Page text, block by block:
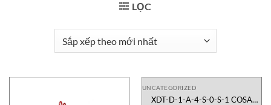
LỌC
UNCATEGORIZED
XDT-D-1-A-4-S-0-S-1 COSA